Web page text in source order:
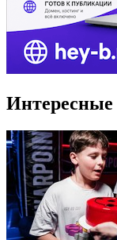
Интересные